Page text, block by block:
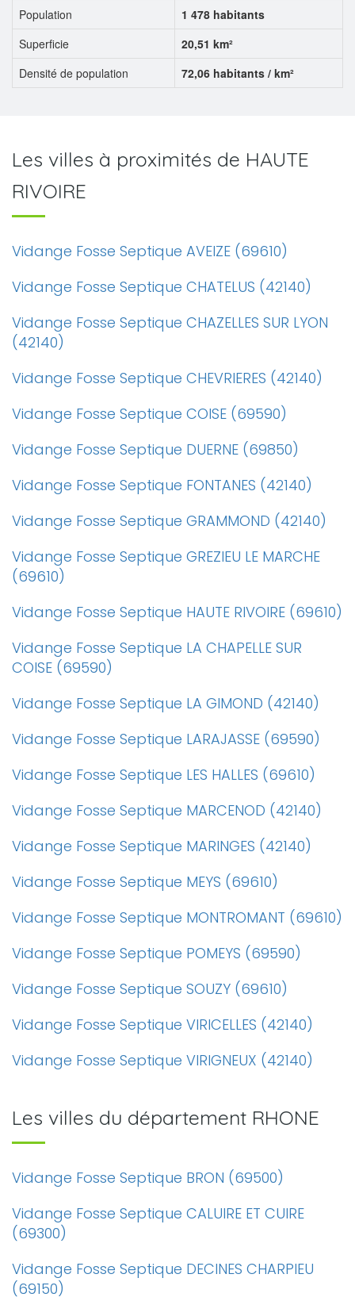
Population
1 478 habitants
Superficie
20,51 km²
Densité de population
72,06 habitants / km²
Les villes à proximités de HAUTE
RIVOIRE
Vidange Fosse Septique AVEIZE (69610)
Vidange Fosse Septique CHATELUS (42140)
Vidange Fosse Septique CHAZELLES SUR LYON
(42140)
Vidange Fosse Septique CHEVRIERES (42140)
Vidange Fosse Septique COISE (69590)
Vidange Fosse Septique DUERNE (69850)
Vidange Fosse Septique FONTANES (42140)
Vidange Fosse Septique GRAMMOND (42140)
Vidange Fosse Septique GREZIEU LE MARCHE
(69610)
Vidange Fosse Septique HAUTE RIVOIRE (69610)
Vidange Fosse Septique LA CHAPELLE SUR
COISE (69590)
Vidange Fosse Septique LA GIMOND (42140)
Vidange Fosse Septique LARAJASSE (69590)
Vidange Fosse Septique LES HALLES (69610)
Vidange Fosse Septique MARCENOD (42140)
Vidange Fosse Septique MARINGES (42140)
Vidange Fosse Septique MEYS (69610)
Vidange Fosse Septique MONTROMANT (69610)
Vidange Fosse Septique POMEYS (69590)
Vidange Fosse Septique SOUZY (69610)
Vidange Fosse Septique VIRICELLES (42140)
Vidange Fosse Septique VIRIGNEUX (42140)
Les villes du département RHONE
Vidange Fosse Septique BRON (69500)
Vidange Fosse Septique CALUIRE ET CUIRE
(69300)
Vidange Fosse Septique DECINES CHARPIEU
(69150)